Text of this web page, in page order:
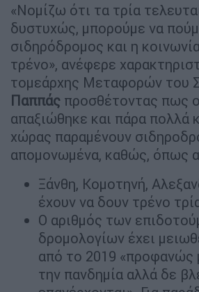
«Νομίζω ότι τα τρία
δυστυχώς, μπορούμε να
σιδηρόδρομος και η
τρένο», ανέφερε
τομεάρχης Μεταφορών του
Παππάς προσθέτοντας πως
απαξιώθηκε και πάρα πολλά
χώρας παραμένουν
απομονωμένα, καθώς, όπως
Ξάνθη, Κομοτηνή,
έχουν να δουν τρένο
Ο αριθμός των
δρομολογίων έχει
από το 2019 «προφανώς
την πανδημία αλλά δε